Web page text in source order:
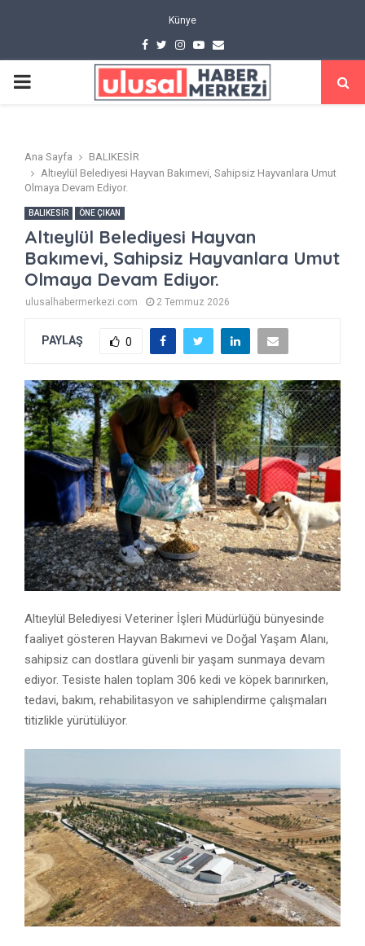
Künye
Facebook
TwitterInstagram
Youtube
Email
PRIMARY
Ana Sayfa
BALIKESİR
Altıeylül Belediyesi Hayvan Bakımevi, Sahipsiz Hayvanlara Umut
Olmaya Devam Ediyor.
BALIKESİR ÖNE ÇIKAN
Altıeylül Belediyesi Hayvan
Bakımevi, Sahipsiz Hayvanlara Umut
Olmaya Devam Ediyor.
ulusalhabermerkezi.com 2 Temmuz 2026
PAYLAŞ 0
Altıeylül Belediyesi Veteriner İşleri Müdürlüğü bünyesinde
faaliyet gösteren Hayvan Bakımevi ve Doğal Yaşam Alanı,
sahipsiz can dostlara güvenli bir yaşam sunmaya devam
ediyor. Tesiste halen toplam 306 kedi ve köpek barınırken,
tedavi, bakım, rehabilitasyon ve sahiplendirme çalışmaları
titizlikle yürütülüyor.